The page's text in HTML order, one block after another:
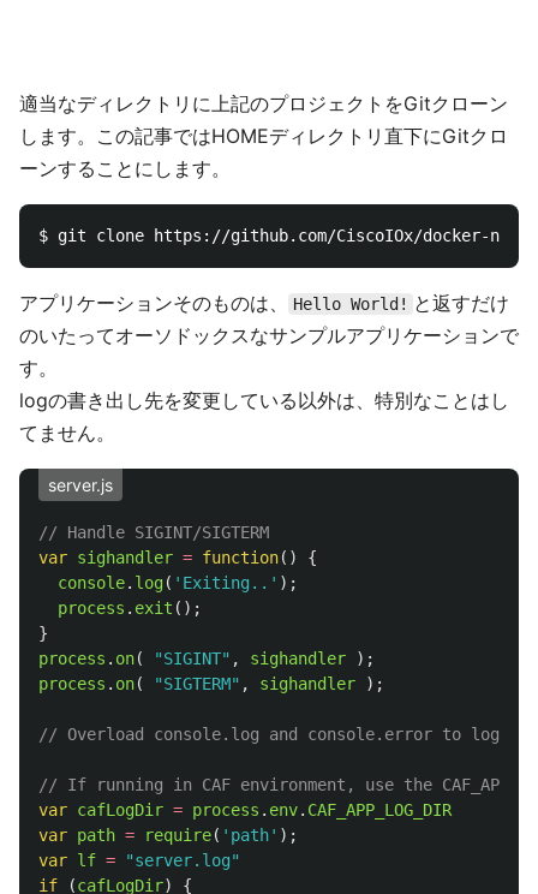
適当なディレクトリに上記のプロジェクトをGitクローン
します。この記事ではHOMEディレクトリ直下にGitクロ
ーンすることにします。
アプリケーションそのものは、 Hello World! と返すだけ
のいたってオーソドックスなサンプルアプリケーションで
す。
logの書き出し先を変更している以外は、特別なことはし
てません。
server.js
// Handle SIGINT/SIGTERM
var sighandler = function()
{
console. log( ' Exiting.. ' );
process . exit ();
}
process . on( "SIGINT" , sighandler
);
process . on( "SIGTERM" , sighandler );
// Overload console.log and console.error to log
// If running in CAF environment, use the
var cafLogDir = process . env. CAF_APP_LOG_DIR
var path = require( ' path' );
var lf = "server.log"
if
(cafLogDir)
{